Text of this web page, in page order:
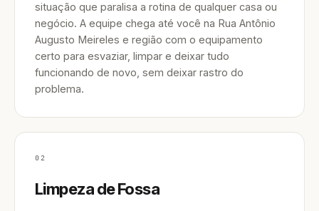
situação que paralisa a rotina de qualquer casa ou
negócio. A equipe chega até você na Rua Antônio
Augusto Meireles e região com o equipamento
certo para esvaziar, limpar e deixar tudo
funcionando de novo, sem deixar rastro do
problema.
02
Limpeza de Fossa